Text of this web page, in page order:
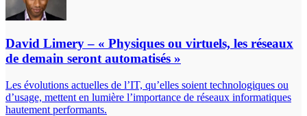
David Limery – « Physiques ou virtuels, les réseaux
de demain seront automatisés »
Les évolutions actuelles de l’IT, qu’elles soient technologiques ou
d’usage, mettent en lumière l’importance de réseaux informatiques
hautement performants.